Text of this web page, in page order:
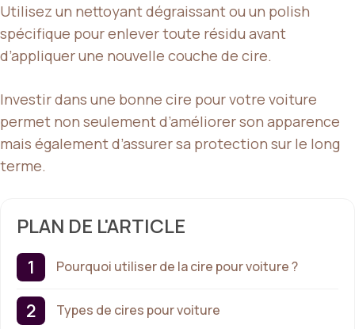
Utilisez un nettoyant dégraissant ou un polish
spécifique pour enlever toute résidu avant
d’appliquer une nouvelle couche de cire.
Investir dans une bonne cire pour votre voiture
permet non seulement d’améliorer son apparence
mais également d’assurer sa protection sur le long
terme.
PLAN DE L'ARTICLE
Pourquoi utiliser de la cire pour voiture ?
Types de cires pour voiture